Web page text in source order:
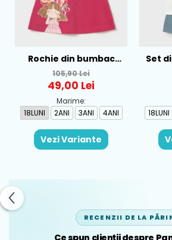
Rochie din bumbac
pentru fete Mayoral,
Rosu - 1930-069
105,90 Lei
49,00 Lei
Marime:
18LUNI
2ANI 3ANI 4ANI
Vezi Variante
Set
18LUNI
RECENZII DE LA
Ce spun clienții despre